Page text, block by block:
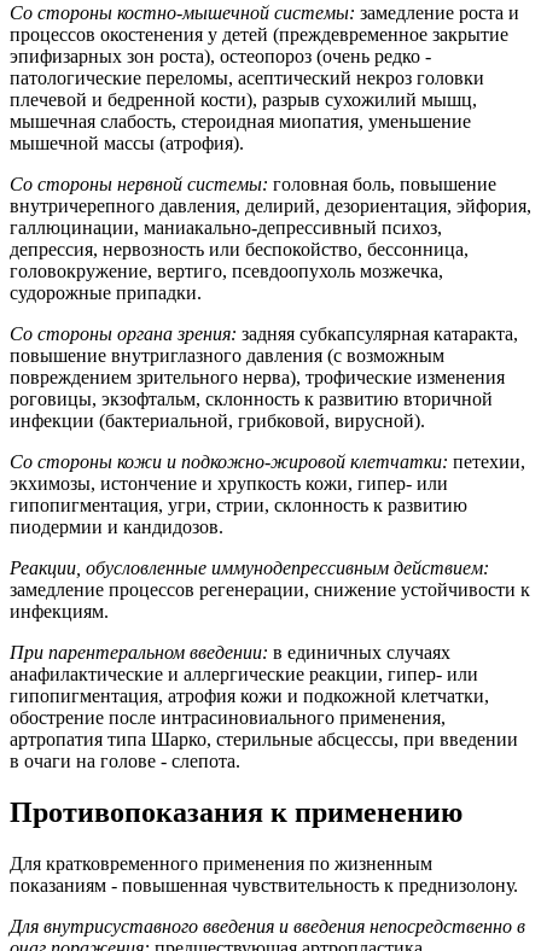
Со стороны костно-мышечной системы: замедление роста и
процессов окостенения у детей (преждевременное закрытие
эпифизарных зон роста), остеопороз (очень редко -
патологические переломы, асептический некроз головки
плечевой и бедренной кости), разрыв сухожилий мышц,
мышечная слабость, стероидная миопатия, уменьшение
мышечной массы (атрофия).
Со стороны нервной системы: головная боль, повышение
внутричерепного давления, делирий, дезориентация, эйфория,
галлюцинации, маниакально-депрессивный психоз,
депрессия, нервозность или беспокойство, бессонница,
головокружение, вертиго, псевдоопухоль мозжечка,
судорожные припадки.
Со стороны органа зрения: задняя субкапсулярная катаракта,
повышение внутриглазного давления (с возможным
повреждением зрительного нерва), трофические изменения
роговицы, экзофтальм, склонность к развитию вторичной
инфекции (бактериальной, грибковой, вирусной).
Со стороны кожи и подкожно-жировой клетчатки: петехии,
экхимозы, истончение и хрупкость кожи, гипер- или
гипопигментация, угри, стрии, склонность к развитию
пиодермии и кандидозов.
Реакции, обусловленные иммунодепрессивным действием:
замедление процессов регенерации, снижение устойчивости к
инфекциям.
При парентеральном введении: в единичных случаях
анафилактические и аллергические реакции, гипер- или
гипопигментация, атрофия кожи и подкожной клетчатки,
обострение после интрасиновиального применения,
артропатия типа Шарко, стерильные абсцессы, при введении
в очаги на голове - слепота.
Противопоказания к применению
Для кратковременного применения по жизненным
показаниям - повышенная чувствительность к преднизолону.
Для внутрисуставного введения и введения непосредственно в